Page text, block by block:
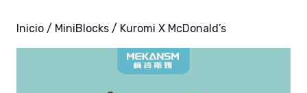
Inicio / MiniBlocks / Kuromi X McDonald’s